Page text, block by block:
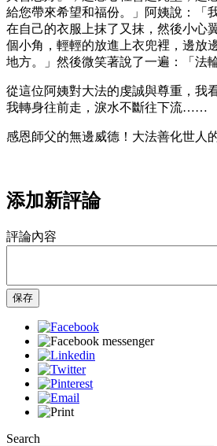
給您帶來希望和福份。」阿姨說：「
在自己的衣服上抹了又抹，然後小心
個小角，輕輕的放進上衣兜裡，邊放
地方。」然後微笑著說了一遍：「法
從這位阿姨對大法的虔誠與尊重，我
我轉身往前走，淚水不斷往下流……
感恩師父的無邊威德！大法善化世人
添加新評論
評論內容
保存
Search